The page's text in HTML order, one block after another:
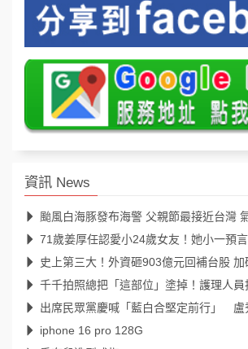
資訊 News
颱風白海豚發布海警 父親節最接近台灣 氣象署說明最
71歲姜厚任認愛小24歲女友！她小一預言「一定
史上第三大！外資砸903億元回補台股
千千拍照總把「這部位」塗掉！護理人員揭真相：
出席民眾黨慶喊「藍白合堅定前行」 盧秀燕：2026全
iphone 16 pro 128G